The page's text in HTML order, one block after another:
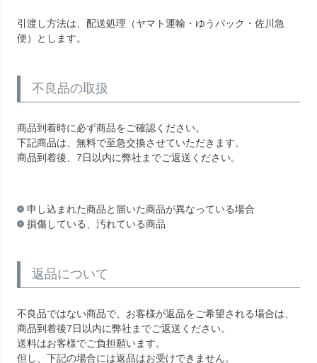
引渡し方法は、配送処理（ヤマト運輸・ゆうパック・佐川急
便）とします。
不良品の取扱
商品到着時に必ず商品をご確認ください。
下記商品は、無料で至急交換させていただきます。
商品到着後、7日以内に弊社までご返送ください。
申し込まれた商品と届いた商品が異なっている場合
損傷している、汚れている商品
返品について
不良品ではない商品で、お客様が返品をご希望される場合は、
商品到着後7日以内に弊社までご返送ください。
送料はお客様でご負担願います。
但し、下記の場合には返品はお受けできません。